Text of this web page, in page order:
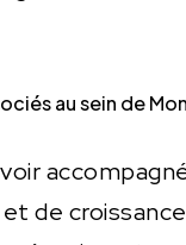
au sein de
de